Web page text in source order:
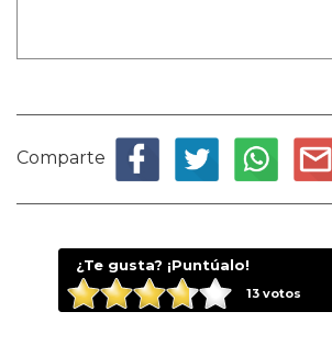
Comparte
¿Te gusta? ¡Puntúalo!
13votos